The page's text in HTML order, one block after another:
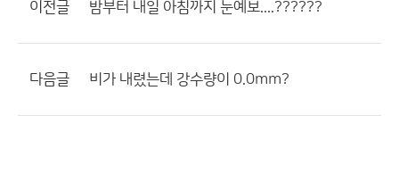
이전글 밤부터 내일 아침까지 눈예보....??????
다음글 비가 내렸는데 강수량이 0.0mm?